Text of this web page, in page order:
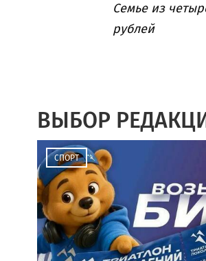
Семье из
рублей
ВЫБОР
СПОРТ